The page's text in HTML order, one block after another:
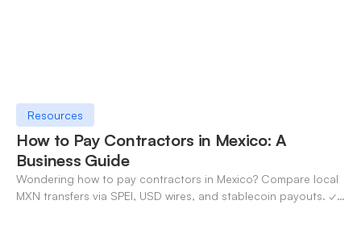
Resources
How to Pay Contractors in Mexico: A
Business Guide
Wondering how to pay contractors in Mexico? Compare local
MXN transfers via SPEI, USD wires, and stablecoin payouts. ✓